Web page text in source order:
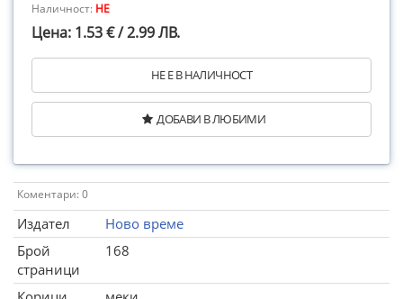
Наличност: НЕ
Цена: 1.53 € / 2.99 ЛВ.
НЕ Е В НАЛИЧНОСТ
ДОБАВИ В ЛЮБИМИ
Коментари: 0
Издател
Ново време
Брой
страници
168